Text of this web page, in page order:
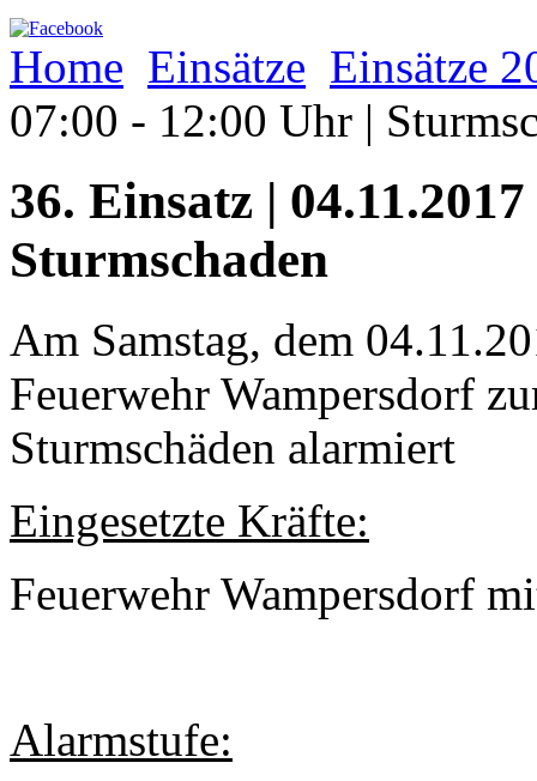
Home Einsätze Einsätze
07:00 - 12:00 Uhr |
36. Einsatz |
Sturmschaden
Am Samstag, dem
Feuerwehr Wampersdorf
Sturmschäden alarmiert
Eingesetzte Kräfte:
Feuerwehr Wampersdorf
Alarmstufe: